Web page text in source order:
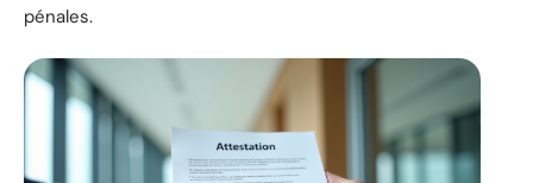
pénales.